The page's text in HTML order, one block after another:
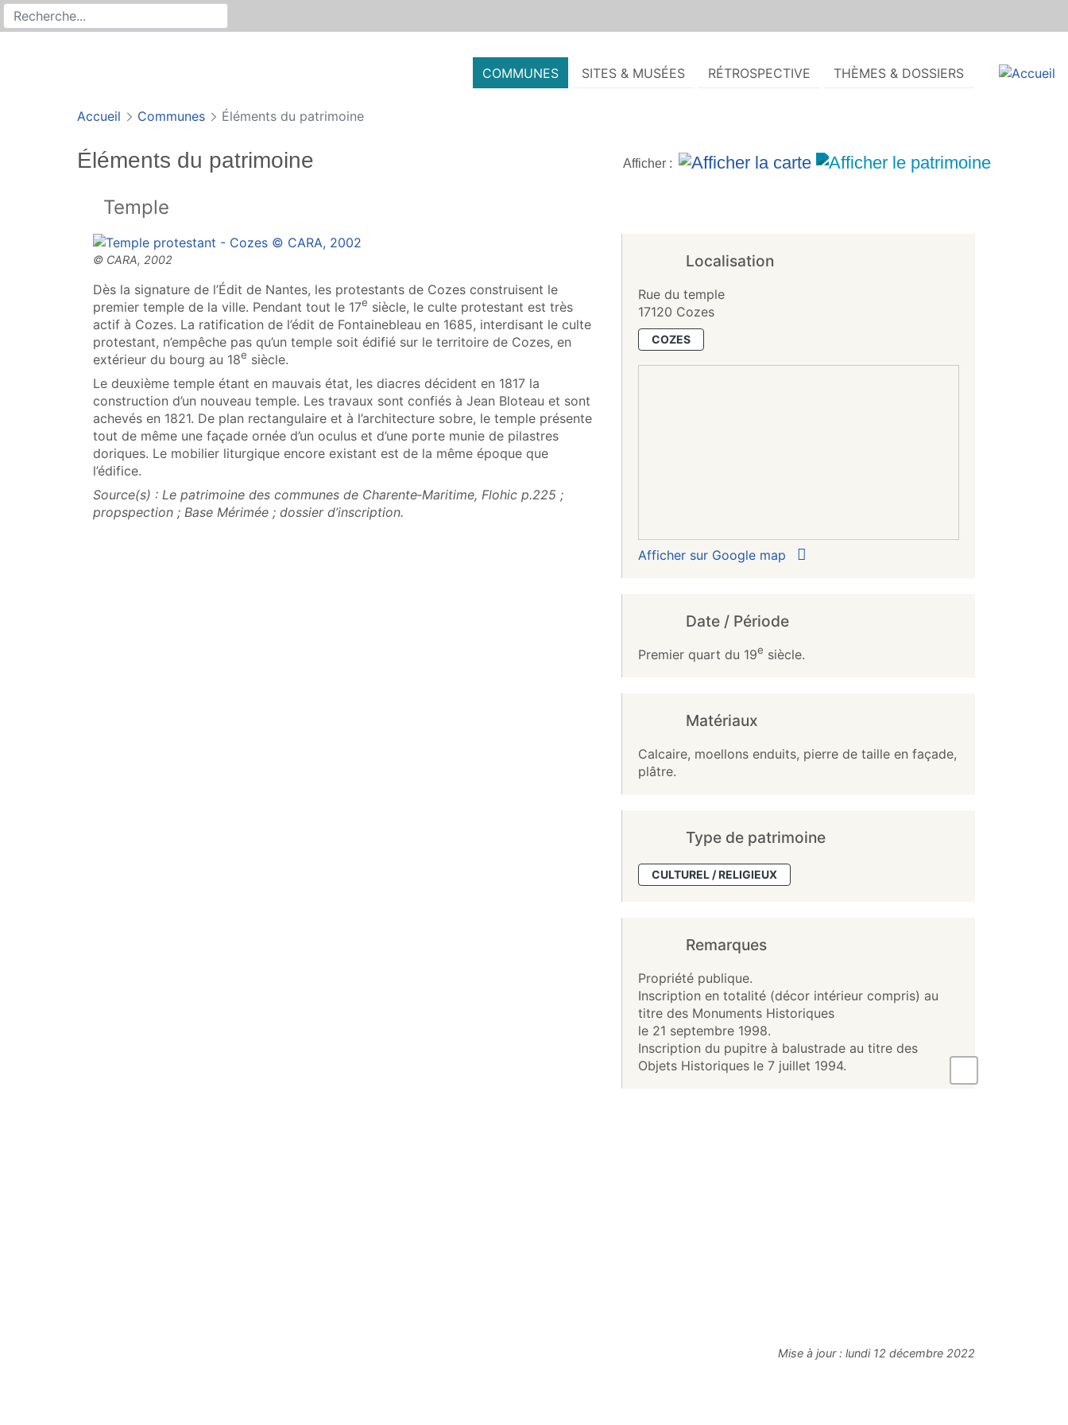
Recherche sur le site
Rechercher
COMMUNES SITES & MUSÉES RÉTROSPECTIVE THÈMES & DOSSIERS
Accueil Communes Éléments du patrimoine
Afficher :
Éléments du patrimoine
Temple
Dès la signature de l’Édit de Nantes, les protestants de Cozes construisent le
premier temple de la ville. Pendant tout le 17e siècle, le culte protestant est très
actif à Cozes. La ratification de l’édit de Fontainebleau en 1685, interdisant le culte
protestant, n’empêche pas qu’un temple soit édifié sur le territoire de Cozes, en
extérieur du bourg au 18e siècle.
Le deuxième temple étant en mauvais état, les diacres décident en 1817 la
construction d’un nouveau temple. Les travaux sont confiés à Jean Bloteau et sont
achevés en 1821. De plan rectangulaire et à l’architecture sobre, le temple présente
tout de même une façade ornée d’un oculus et d’une porte munie de pilastres
doriques. Le mobilier liturgique encore existant est de la même époque que
l’édifice.
Source(s) : Le patrimoine des communes de Charente‑Maritime, Flohic p.225 ;
propspection ; Base Mérimée ; dossier d’inscription.
Localisation
Rue du temple
17120 Cozes
COZES
Afficher sur Google map
Date / Période
Premier quart du 19e siècle.
Matériaux
Calcaire, moellons enduits, pierre de taille en façade,
plâtre.
Type de patrimoine
CULTUREL / RELIGIEUX
Remarques
Propriété publique.
Inscription en totalité (décor intérieur compris) au
titre des Monuments Historiques
le 21 septembre 1998.
Inscription du pupitre à balustrade au titre des
Objets Historiques le 7 juillet 1994.
Mise à jour : lundi 12 décembre 2022